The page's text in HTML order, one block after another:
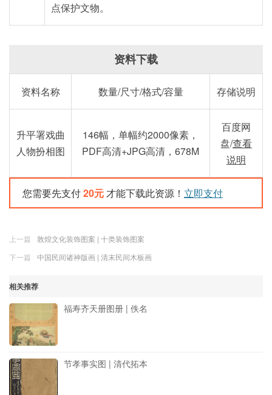
点保护文物。
资料下载
资料名称 数量/尺寸/格式/容量 存储说明
升平署戏曲
人物扮相图
146幅，单幅约2000像素，
PDF高清+JPG高清，678M
百度网
盘/查看
说明
您需要先支付20元才能下载此资源！ 立即支付
上一篇
敦煌文化装饰图案 | 十类装饰图案
下一篇
中国民间诸神版画 | 清末民间木板画
相关推荐
福寿齐天册图册 | 佚名
节孝事实图 | 清代拓本